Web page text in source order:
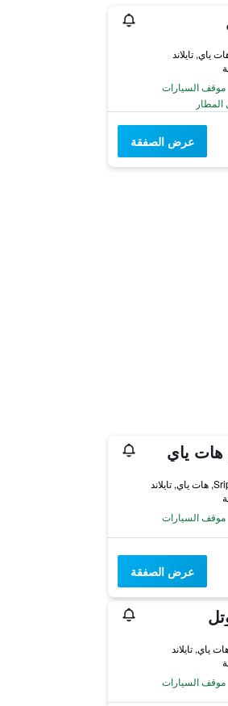
موقف السيارات
عرض الصفقة
ياي
موقف السيارات
عرض الصفقة
موقف السيارات